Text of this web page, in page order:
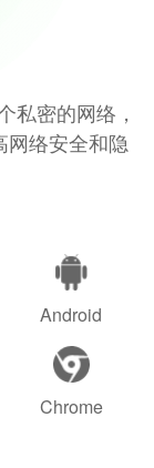
私密的网络，
网络安全和隐
Android
Chrome